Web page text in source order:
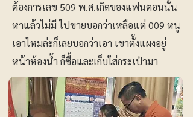
ต้องการเลข 509 พ.ศ.เกิดของแฟนตอนนั้น
หาแล้วไม่มี ไปขายบอกว่าเหลือแต่ 009 หนู
เอาไหมล่ะก็เลยบอกว่าเอา เขาตั้งแผงอยู่
หน้าห้องน้ำ ก็ซื้อและเก็บใส่กระเป๋ามา